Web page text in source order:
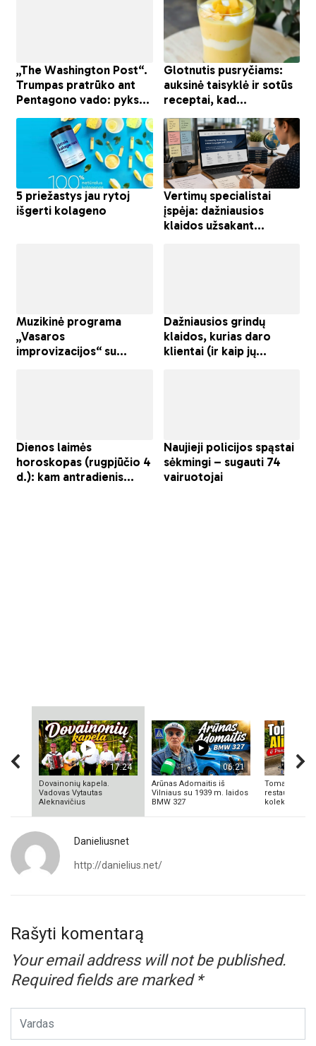
17:24
Dovainonių kapela.
Vadovas Vytautas
Aleknavičius
06:21
Arūnas Adomaitis iš
Vilniaus su 1939 m. laidos
BMW 327
Tomas
Danieliusnet
http://danielius.net/
Rašyti komentarą
Your email address will not be published.
Required fields are marked *